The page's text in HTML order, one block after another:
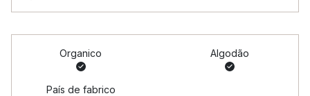
Organico Algodão
País de fabrico